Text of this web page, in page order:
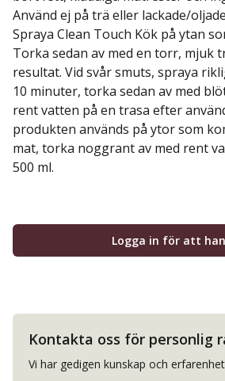
Använd ej på trä eller lackade/
Spraya Clean Touch Kök på ytan
Torka sedan av med en torr, mjuk
resultat. Vid svår smuts, spraya
10 minuter, torka sedan av med
rent vatten på en trasa efter
produkten används på ytor som
mat, torka noggrant av med rent
500 ml.
Logga in för att
Kontakta oss för personlig
Vi har gedigen kunskap och